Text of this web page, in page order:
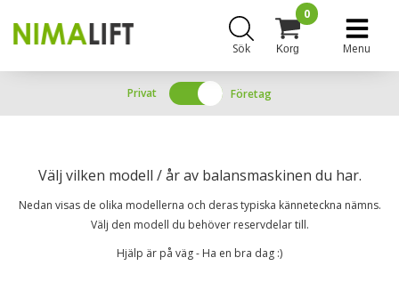
Sök Korg
0
Menu
Privat Företag
Välj vilken modell / år av balansmaskinen du har.
Nedan visas de olika modellerna och deras typiska känneteckna nämns.
Välj den modell du behöver reservdelar till.
Hjälp är på väg - Ha en bra dag :)